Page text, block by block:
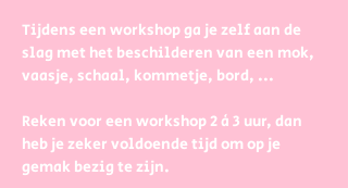
Tijdens een workshop ga je zelf aan de
slag met het beschilderen van een mok,
vaasje, schaal, kommetje, bord, ...
Reken voor een workshop 2 à 3 uur, dan
heb je zeker voldoende tijd om op je
gemak bezig te zijn.